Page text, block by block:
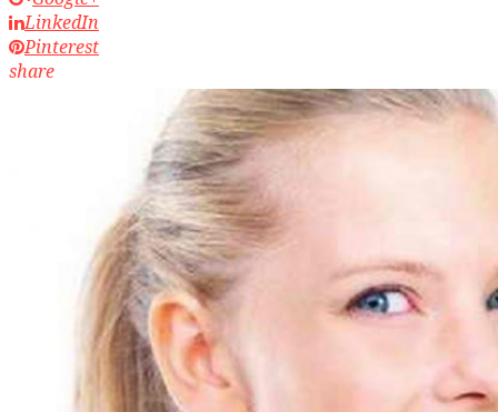
LinkedIn
Pinterest
share